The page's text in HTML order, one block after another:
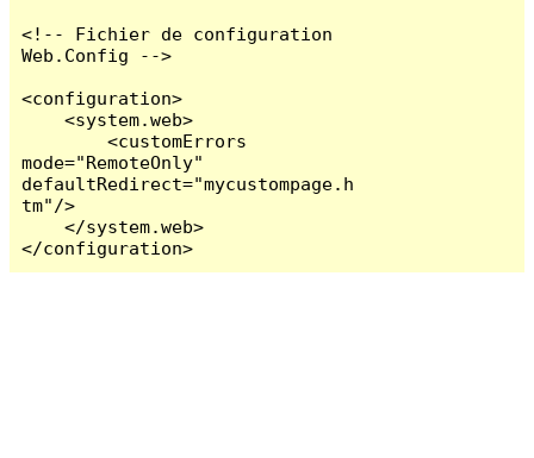
<!-- Fichier de configuration
Web.Config -->
<configuration>
    <system.web>
        <customErrors
mode="RemoteOnly"
defaultRedirect="mycustompage.h
tm"/>
    </system.web>
</configuration>